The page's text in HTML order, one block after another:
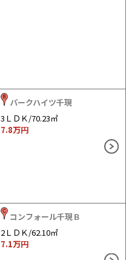
パークハイツ千現
3ＬＤＫ/70.23㎡
7.8万円
コンフォール千現Ｂ
2ＬＤＫ/62.10㎡
7.1万円